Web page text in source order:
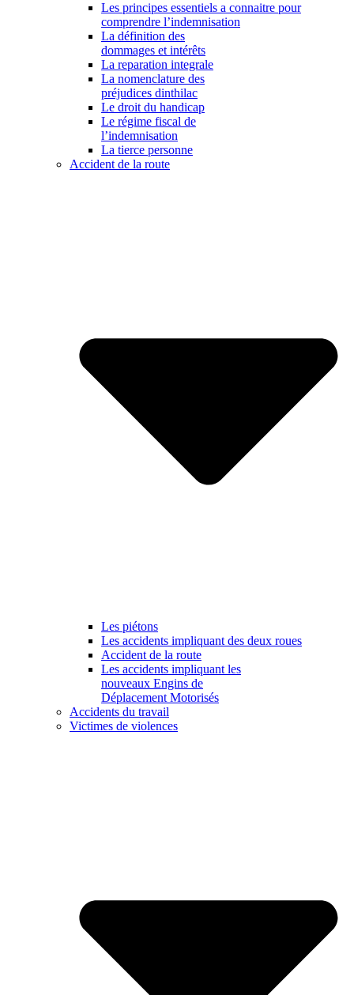
Les principes essentiels a connaitre pour
comprendre l’indemnisation
La définition des
dommages et intérêts
La reparation integrale
La nomenclature des
préjudices dinthilac
Le droit du handicap
Le régime fiscal de
l’indemnisation
La tierce personne
Accident de la route
Les piétons
Les accidents impliquant des deux roues
Accident de la route
Les accidents impliquant les
nouveaux Engins de
Déplacement Motorisés
Accidents du travail
Victimes de violences